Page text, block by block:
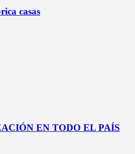
casas
EN TODO EL PAÍS